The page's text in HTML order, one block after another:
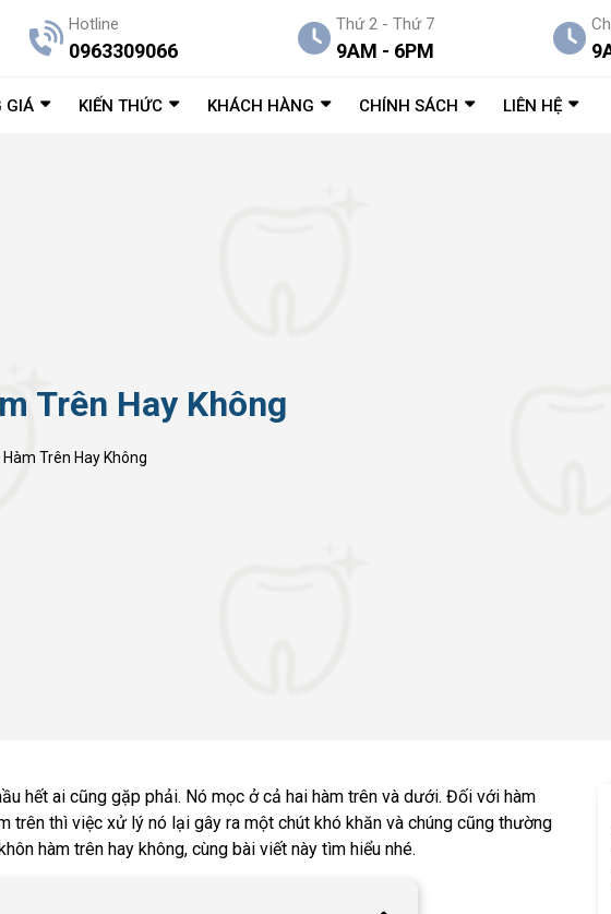
Hotline
0963309066
Thứ 2 - Thứ 7
9AM - 6PM
GIÁ KIẾN THỨC KHÁCH HÀNG CHÍNH SÁCH LIÊN HỆ
Trên Hay Không
Trên Hay Không
hết ai cũng gặp phải. Nó mọc ở cả hai hàm trên và dưới. Đối với hàm
trên thì việc xử lý nó lại gây ra một chút khó khăn và chúng cũng thường
hàm trên hay không, cùng bài viết này tìm hiểu nhé.